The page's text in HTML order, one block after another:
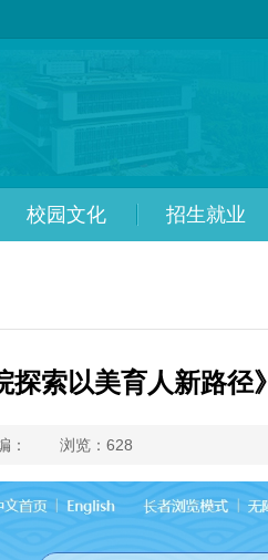
校园文化 招生就业
索以美育人新路径》
： 浏览： 628